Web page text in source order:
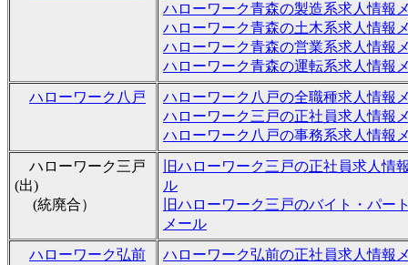
ハローワーク青森の製造系求人情報
ハローワーク青森の土木系求人情報
ハローワーク青森の営業系求人情報
ハローワーク青森の運転系求人情報
ハローワーク八戸
ハローワーク八戸の全職種求人情報
ハローワーク三戸の正社員求人情報
ハローワーク八戸の事務系求人情報
ハローワーク三戸
(出)
(統廃合）
旧ハローワーク三戸の正社員求人情
ル
旧ハローワーク三戸のバイト・パー
メール
ハローワーク弘前
ハローワーク弘前の正社員求人情報